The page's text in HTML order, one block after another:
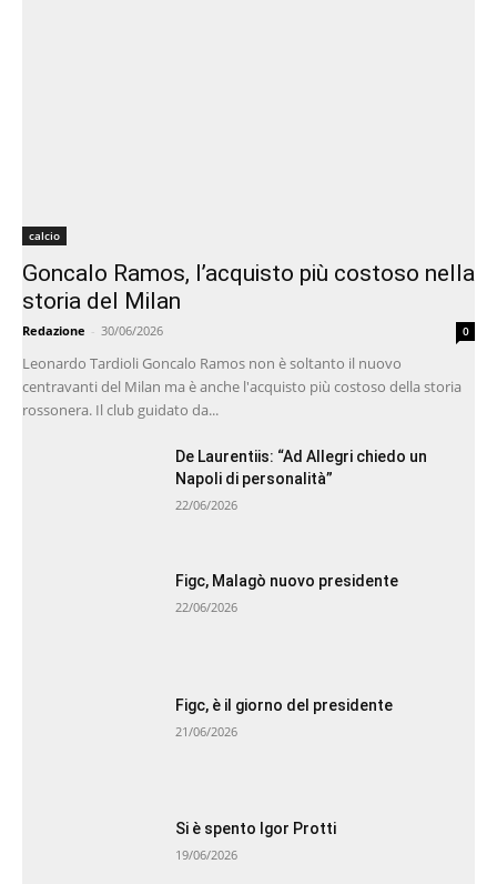
calcio
Goncalo Ramos, l’acquisto più costoso nella
storia del Milan
Redazione - 30/06/2026 0
Leonardo Tardioli Goncalo Ramos non è soltanto il nuovo
centravanti del Milan ma è anche l'acquisto più costoso della storia
rossonera. Il club guidato da...
De Laurentiis: “Ad Allegri chiedo un
Napoli di personalità”
22/06/2026
Figc, Malagò nuovo presidente
22/06/2026
Figc, è il giorno del presidente
21/06/2026
Si è spento Igor Protti
19/06/2026